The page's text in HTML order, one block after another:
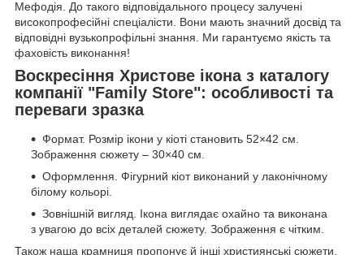
Мефодія. До такого відповідального процесу залучені
високопрофесійні спеціалісти. Вони мають значний досвід та
відповідні вузькопрофільні знання. Ми гарантуємо якість та
фаховість виконання!
Воскресіння Христове ікона з каталогу
компанії "Family Store": особливості та
переваги зразка
Формат. Розмір ікони у кіоті становить 52×42 см.
Зображення сюжету – 30×40 см.
Оформлення. Фігурний кіот виконаний у лаконічному
білому кольорі.
Зовнішній вигляд. Ікона виглядає охайно та виконана
з увагою до всіх деталей сюжету. Зображення є чітким.
Також наша крамниця пропонує й інші християнські сюжети,